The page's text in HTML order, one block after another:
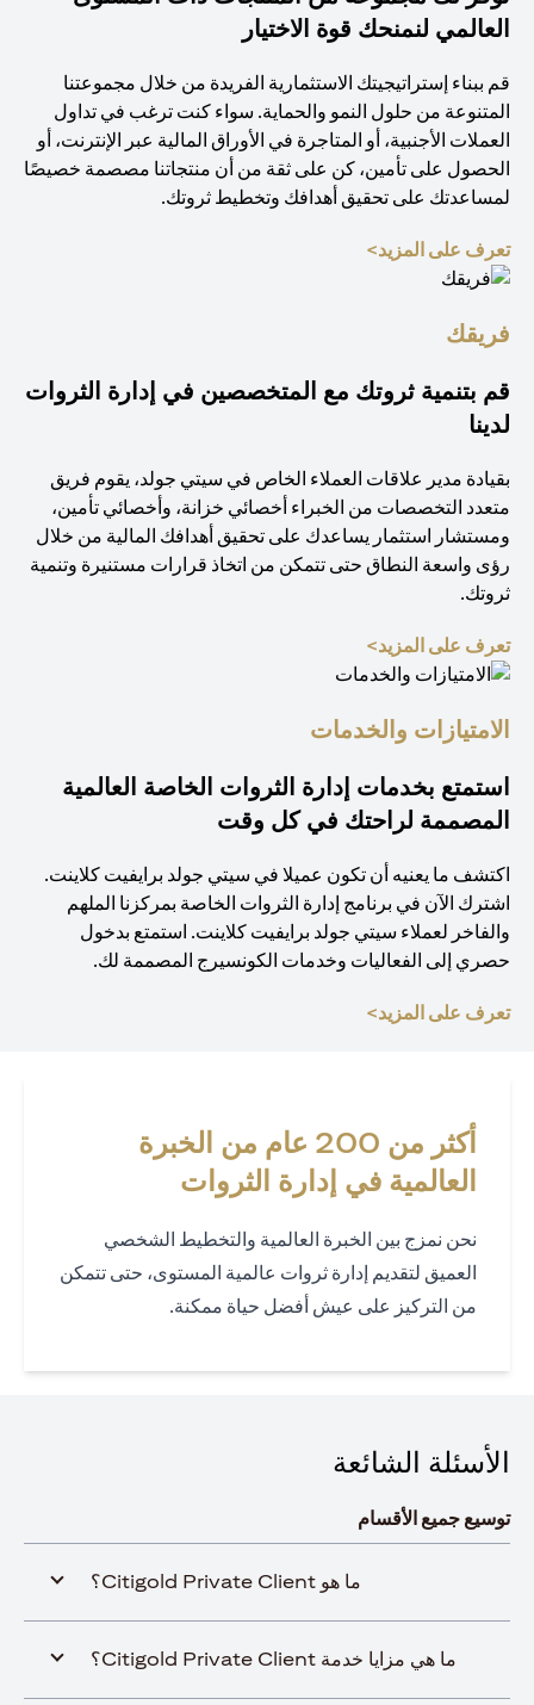
العالمي لنمنحك قوة الاختيار
قم ببناء إستراتيجيتك الاستثمارية الفريدة من خلال مجموعتنا
المتنوعة من حلول النمو والحماية. سواء كنت ترغب في تداول
العملات الأجنبية، أو المتاجرة في الأوراق المالية عبر الإنترنت، أو
الحصول على تأمين، كن على ثقة من أن منتجاتنا مصصمة خصيصًا
لمساعدتك على تحقيق أهدافك وتخطيط ثروتك.
تعرف على المزيد>
فريقك
قم بتنمية ثروتك مع المتخصصين في إدارة الثروات
لدينا
بقيادة مدير علاقات العملاء الخاص في سيتي جولد، يقوم فريق
متعدد التخصصات من الخبراء أخصائي خزانة، وأخصائي تأمين،
ومستشار استثمار يساعدك على تحقيق أهدافك المالية من خلال
رؤى واسعة النطاق حتى تتمكن من اتخاذ قرارات مستنيرة وتنمية
ثروتك.
تعرف على المزيد>
الامتيازات والخدمات
استمتع بخدمات إدارة الثروات الخاصة العالمية
المصممة لراحتك في كل وقت
اكتشف ما يعنيه أن تكون عميلا في سيتي جولد برايفيت كلاينت.
اشترك الآن في برنامج إدارة الثروات الخاصة بمركزنا الملهم
والفاخر لعملاء سيتي جولد برايفيت كلاينت. استمتع بدخول
حصري إلى الفعاليات وخدمات الكونسيرج المصممة لك.
تعرف على المزيد>
أكثر من 200 عام من الخبرة
العالمية في إدارة الثروات
نحن نمزج بين الخبرة العالمية والتخطيط الشخصي
العميق لتقديم إدارة ثروات عالمية المستوى، حتى تتمكن
من التركيز على عيش أفضل حياة ممكنة.
الأسئلة الشائعة
توسيع جميع الأقسام
ما هو Citigold Private Client؟
ما هي مزايا خدمة Citigold Private Client؟